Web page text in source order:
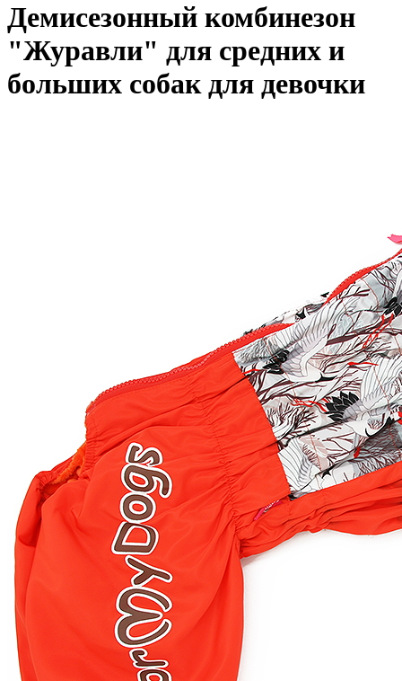
Демисезонный комбинезон
"Журавли" для средних и
больших собак для девочки